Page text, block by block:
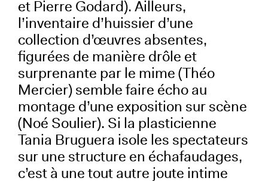
et Pierre Godard). Ailleurs,
l’inventaire d’huissier d’une
collection d’œuvres absentes,
figurées de manière drôle et
surprenante par le mime (Théo
Mercier) semble faire écho au
montage d’une exposition sur scène
(Noé Soulier). Si la plasticienne
Tania Bruguera isole les spectateurs
sur une structure en échafaudages,
c’est à une tout autre joute intime